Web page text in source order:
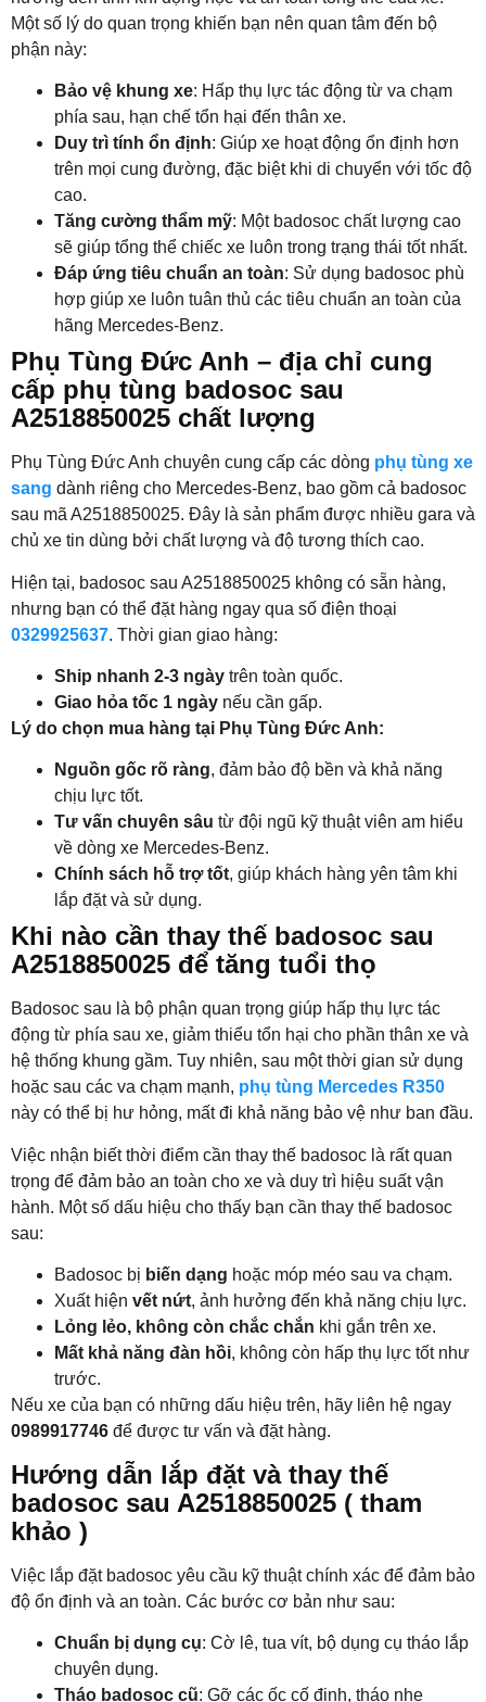
Một số lý do quan trọng khiến bạn nên quan tâm đến bộ
phận này:
Bảo vệ khung xe: Hấp thụ lực tác động từ va chạm
phía sau, hạn chế tổn hại đến thân xe.
Duy trì tính ổn định: Giúp xe hoạt động ổn định hơn
trên mọi cung đường, đặc biệt khi di chuyển với tốc độ
cao.
Tăng cường thẩm mỹ: Một badosoc chất lượng cao
sẽ giúp tổng thể chiếc xe luôn trong trạng thái tốt nhất.
Đáp ứng tiêu chuẩn an toàn: Sử dụng badosoc phù
hợp giúp xe luôn tuân thủ các tiêu chuẩn an toàn của
hãng Mercedes-Benz.
Phụ Tùng Đức Anh – địa chỉ cung
cấp phụ tùng badosoc sau
A2518850025 chất lượng
Phụ Tùng Đức Anh chuyên cung cấp các dòng phụ tùng xe
sang dành riêng cho Mercedes-Benz, bao gồm cả badosoc
sau mã A2518850025. Đây là sản phẩm được nhiều gara và
chủ xe tin dùng bởi chất lượng và độ tương thích cao.
Hiện tại, badosoc sau A2518850025 không có sẵn hàng,
nhưng bạn có thể đặt hàng ngay qua số điện thoại
0329925637. Thời gian giao hàng:
Ship nhanh 2-3 ngày trên toàn quốc.
Giao hỏa tốc 1 ngày nếu cần gấp.
Lý do chọn mua hàng tại Phụ Tùng Đức Anh:
Nguồn gốc rõ ràng, đảm bảo độ bền và khả năng
chịu lực tốt.
Tư vấn chuyên sâu từ đội ngũ kỹ thuật viên am hiểu
về dòng xe Mercedes-Benz.
Chính sách hỗ trợ tốt, giúp khách hàng yên tâm khi
lắp đặt và sử dụng.
Khi nào cần thay thế badosoc sau
A2518850025 để tăng tuổi thọ
Badosoc sau là bộ phận quan trọng giúp hấp thụ lực tác
động từ phía sau xe, giảm thiểu tổn hại cho phần thân xe và
hệ thống khung gầm. Tuy nhiên, sau một thời gian sử dụng
hoặc sau các va chạm mạnh, phụ tùng Mercedes R350
này có thể bị hư hỏng, mất đi khả năng bảo vệ như ban đầu.
Việc nhận biết thời điểm cần thay thế badosoc là rất quan
trọng để đảm bảo an toàn cho xe và duy trì hiệu suất vận
hành. Một số dấu hiệu cho thấy bạn cần thay thế badosoc
sau:
Badosoc bị biến dạng hoặc móp méo sau va chạm.
Xuất hiện vết nứt, ảnh hưởng đến khả năng chịu lực.
Lỏng lẻo, không còn chắc chắn khi gắn trên xe.
Mất khả năng đàn hồi, không còn hấp thụ lực tốt như
trước.
Nếu xe của bạn có những dấu hiệu trên, hãy liên hệ ngay
0989917746 để được tư vấn và đặt hàng.
Hướng dẫn lắp đặt và thay thế
badosoc sau A2518850025 ( tham
khảo )
Việc lắp đặt badosoc yêu cầu kỹ thuật chính xác để đảm bảo
độ ổn định và an toàn. Các bước cơ bản như sau:
Chuẩn bị dụng cụ: Cờ lê, tua vít, bộ dụng cụ tháo lắp
chuyên dụng.
Tháo badosoc cũ: Gỡ các ốc cố định, tháo nhẹ